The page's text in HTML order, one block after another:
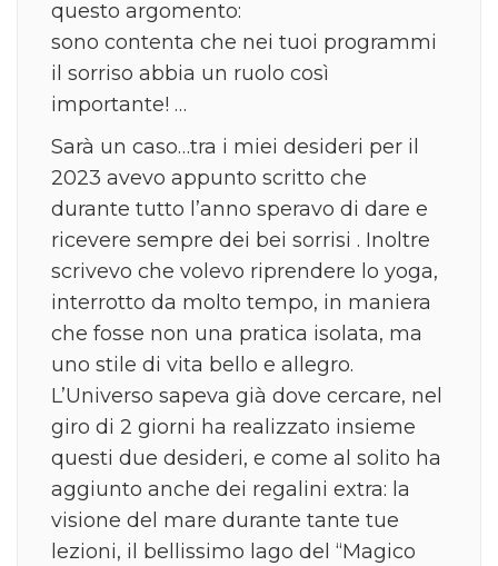
questo argomento:
sono contenta che nei tuoi programmi
il sorriso abbia un ruolo così
importante! …
Sarà un caso…tra i miei desideri per il
2023 avevo appunto scritto che
durante tutto l’anno speravo di dare e
ricevere sempre dei bei sorrisi . Inoltre
scrivevo che volevo riprendere lo yoga,
interrotto da molto tempo, in maniera
che fosse non una pratica isolata, ma
uno stile di vita bello e allegro.
L’Universo sapeva già dove cercare, nel
giro di 2 giorni ha realizzato insieme
questi due desideri, e come al solito ha
aggiunto anche dei regalini extra: la
visione del mare durante tante tue
lezioni, il bellissimo lago del “Magico